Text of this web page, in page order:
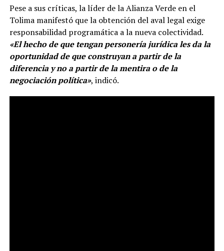
Pese a sus críticas, la líder de la Alianza Verde en el
Tolima manifestó que la obtención del aval legal exige
responsabilidad programática a la nueva colectividad.
«El hecho de que tengan personería jurídica les da la
oportunidad de que construyan a partir de la
diferencia y no a partir de la mentira o de la
negociación política», indicó.